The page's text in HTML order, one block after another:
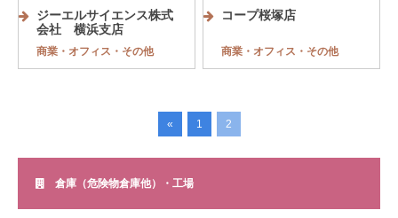
ジーエルサイエンス株式
会社 横浜支店
商業・オフィス・その他
コープ桜塚店
商業・オフィス・その他
« 1 2
倉庫（危険物倉庫他）・工場